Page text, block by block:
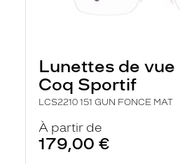
Lunettes de vue
Coq Sportif
LCS2210 151 GUN FONCE MAT
À partir de
179,00 €